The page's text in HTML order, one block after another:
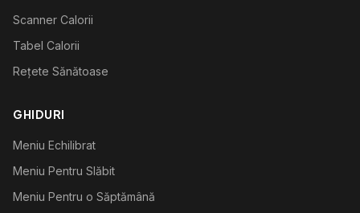
Scanner Calorii
Tabel Calorii
Rețete Sănătoase
GHIDURI
Meniu Echilibrat
Meniu Pentru Slăbit
Meniu Pentru o Săptămână